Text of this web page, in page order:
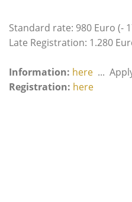
Standard rate: 980 Euro (-
Late Registration: 1.280
Information: here ...
Registration: here